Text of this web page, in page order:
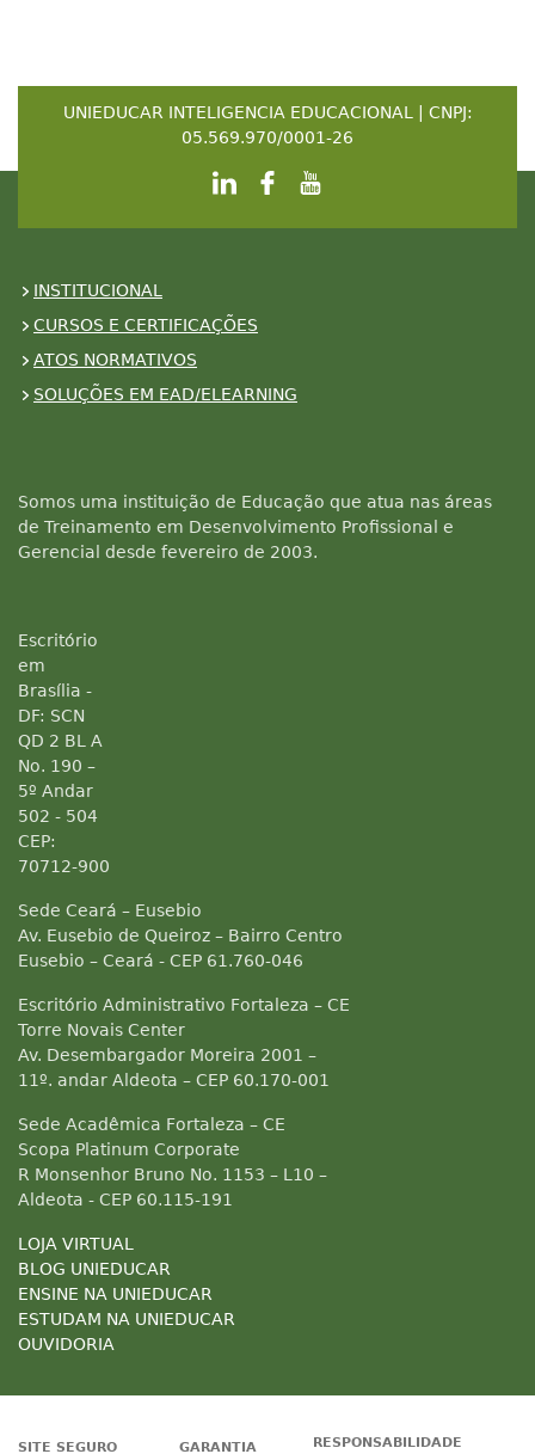
UNIEDUCAR INTELIGENCIA EDUCACIONAL | CNPJ:
05.569.970/0001-26
INSTITUCIONAL
CURSOS E CERTIFICAÇÕES
ATOS NORMATIVOS
SOLUÇÕES EM EAD/ELEARNING
Somos uma instituição de Educação que atua nas áreas
de Treinamento em Desenvolvimento Profissional e
Gerencial desde fevereiro de 2003.
Escritório
em
Brasília -
DF: SCN
QD 2 BL A
No. 190 –
5º Andar
502 - 504
CEP:
70712-900
Sede Ceará – Eusebio
Av. Eusebio de Queiroz – Bairro Centro
Eusebio – Ceará - CEP 61.760-046
Escritório Administrativo Fortaleza – CE
Torre Novais Center
Av. Desembargador Moreira 2001 –
11º. andar Aldeota – CEP 60.170-001
Sede Acadêmica Fortaleza – CE
Scopa Platinum Corporate
R Monsenhor Bruno No. 1153 – L10 –
Aldeota - CEP 60.115-191
LOJA VIRTUAL
BLOG UNIEDUCAR
ENSINE NA UNIEDUCAR
ESTUDAM NA UNIEDUCAR
OUVIDORIA
SITE SEGURO GARANTIA
RESPONSABILIDADE